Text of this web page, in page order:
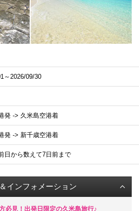
～2026/09/30
発 -> 久米島空港着
発 -> 新千歳空港着
日から数えて7日前まで
インフォメーション
必見！出発日限定の久米島旅行♪